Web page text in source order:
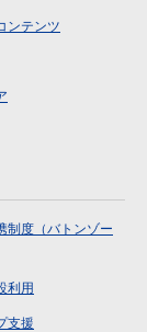
ンテンツ
制度（バトンゾー
利用
支援